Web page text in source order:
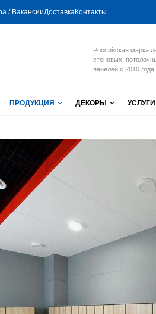
/ ВакансииДоставкаКонтакты
Российская марка
стеновых,
панелей с 2010 года
ПРОДУКЦИЯ ДЕКОРЫ УСЛУГИ